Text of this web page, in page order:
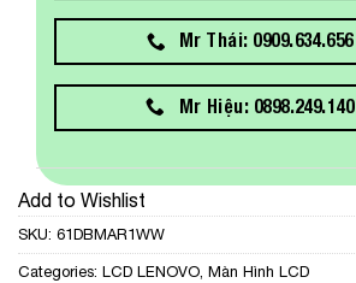
Mr Thái: 0909.634.656
Mr Hiệu: 0898.249.140
Add to Wishlist
SKU: 61DBMAR1WW
Categories: LCD LENOVO, Màn Hình LCD